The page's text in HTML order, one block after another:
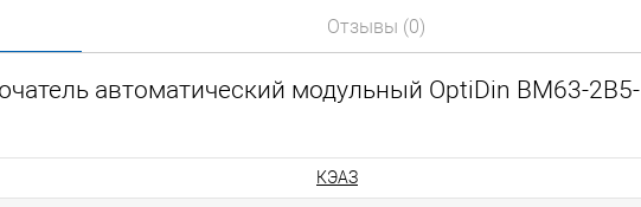
Отзывы (0)
автоматический модульный OptiDin BM63-2B5-
КЭАЗ